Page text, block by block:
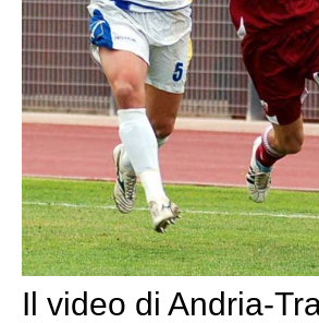
Il video di Andria-